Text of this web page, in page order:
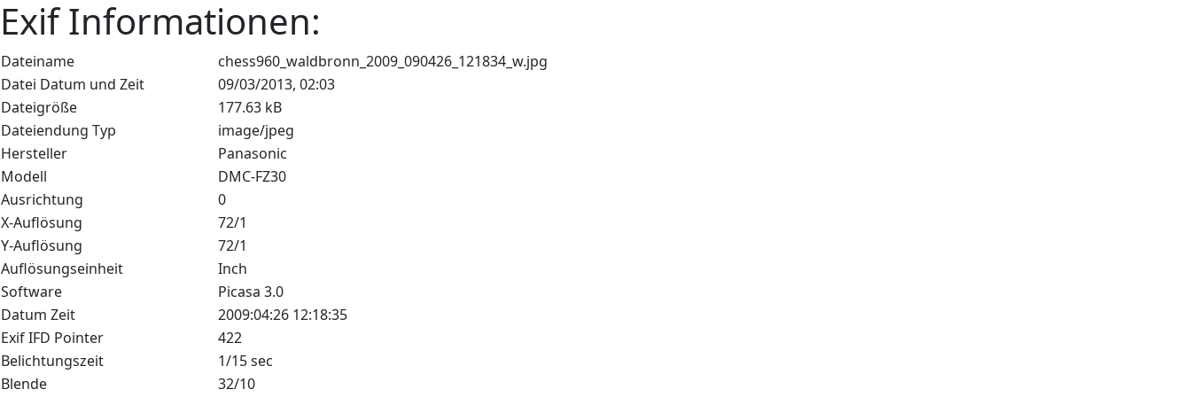
Exif Informationen:
Dateiname
chess960_waldbronn_2009_090426_121834_w.jpg
Datei Datum und Zeit
09/03/2013, 02:03
Dateigröße
177.63 kB
Dateiendung Typ
image/jpeg
Hersteller
Panasonic
Modell
DMC-FZ30
Ausrichtung
0
X-Auflösung
72/1
Y-Auflösung
72/1
Auflösungseinheit
Inch
Software
Picasa 3.0
Datum Zeit
2009:04:26 12:18:35
Exif IFD Pointer
422
Belichtungszeit
1/15 sec
Blende
32/10